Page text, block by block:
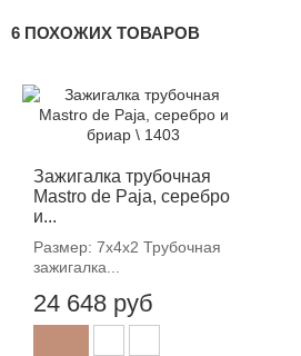
6 ПОХОЖИХ ТОВАРОВ
Зажигалка трубочная
Mastro de Paja, серебро
и...
Размер: 7х4х2 Трубочная
зажигалка...
24 648 руб